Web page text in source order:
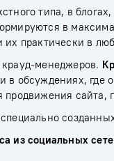
типа, в блогах,
в
их практически в
крауд-менеджеров.
в обсуждениях, где
продвижения
из социальных